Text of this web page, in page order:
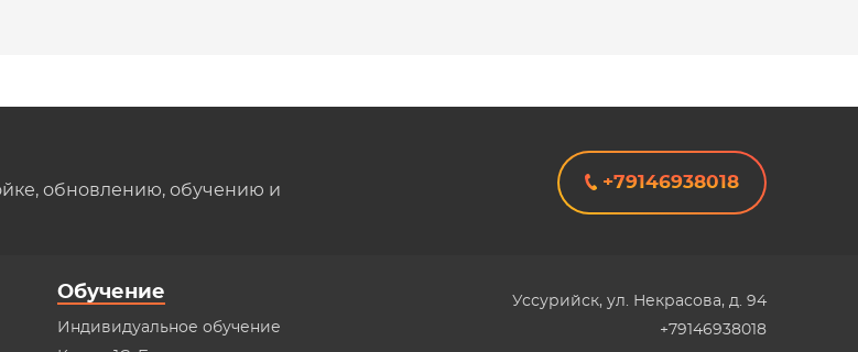
обновлению, обучению и
+79146938018
Обучение
Индивидуальное обучение
Уссурийск, ул. Некрасова, д. 94
+79146938018